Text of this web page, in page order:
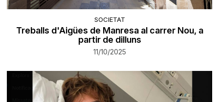
SOCIETAT
Treballs d'Aigües de Manresa al carrer Nou, a
partir de dilluns
11/10/2025